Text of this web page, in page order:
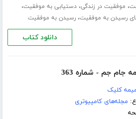
، موفقیت در زندگی،دستیابی به موفقیت،
رسیدن به موفقیت،رسیدن به موفقیت
دانلود کتاب
جام جم - شماره 363
کلیک
مجله‌های کامپیوتری